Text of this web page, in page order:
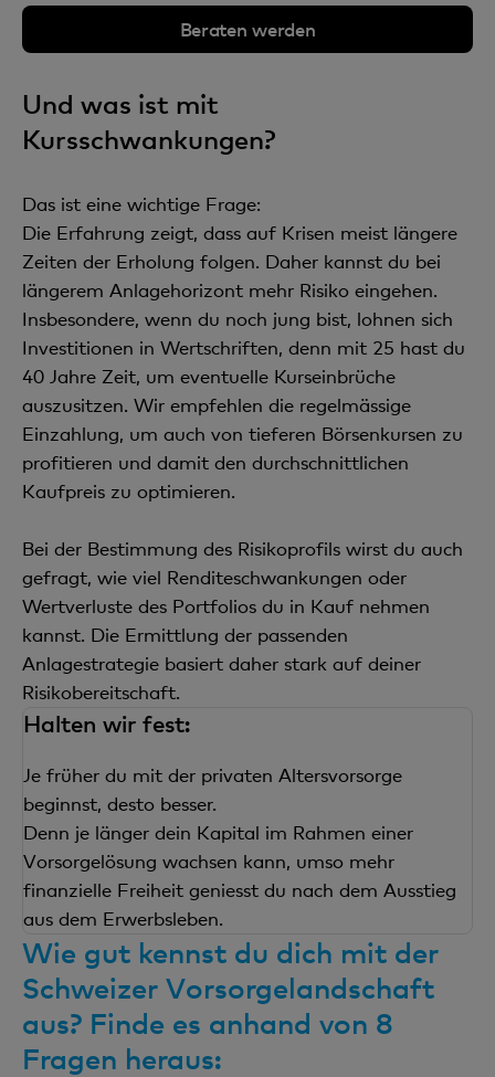
Beraten werden
Und was ist mit
Kursschwankungen?
Das ist eine wichtige Frage:
Die Erfahrung zeigt, dass auf Krisen meist längere
Zeiten der Erholung folgen. Daher kannst du bei
längerem Anlagehorizont mehr Risiko eingehen.
Insbesondere, wenn du noch jung bist, lohnen sich
Investitionen in Wertschriften, denn mit 25 hast du
40 Jahre Zeit, um eventuelle Kurseinbrüche
auszusitzen. Wir empfehlen die regelmässige
Einzahlung, um auch von tieferen Börsenkursen zu
profitieren und damit den durchschnittlichen
Kaufpreis zu optimieren.
Bei der Bestimmung des Risikoprofils wirst du auch
gefragt, wie viel Renditeschwankungen oder
Wertverluste des Portfolios du in Kauf nehmen
kannst. Die Ermittlung der passenden
Anlagestrategie basiert daher stark auf deiner
Risikobereitschaft.
Halten wir fest:
Je früher du mit der privaten Altersvorsorge
beginnst, desto besser.
Denn je länger dein Kapital im Rahmen einer
Vorsorgelösung wachsen kann, umso mehr
finanzielle Freiheit geniesst du nach dem Ausstieg
aus dem Erwerbsleben.
Wie gut kennst du dich mit der
Schweizer Vorsorgelandschaft
aus? Finde es anhand von 8
Fragen heraus: